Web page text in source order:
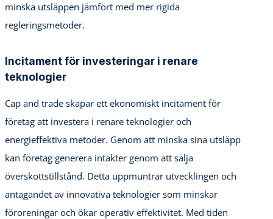
minska utsläppen jämfört med mer rigida
regleringsmetoder.
Incitament för investeringar i renare
teknologier
Cap and trade skapar ett ekonomiskt incitament för
företag att investera i renare teknologier och
energieffektiva metoder. Genom att minska sina utsläpp
kan företag generera intäkter genom att sälja
överskottstillstånd. Detta uppmuntrar utvecklingen och
antagandet av innovativa teknologier som minskar
föroreningar och ökar operativ effektivitet. Med tiden